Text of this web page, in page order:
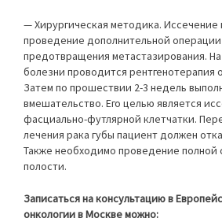
— Хирургическая методика. Иссечение
проведение дополнительной
предотвращения метастазирования.
болезни проводится рентгенотерапия
Затем по прошествии 2-3 недель
вмешательство. Его целью является
фасциально-футлярной клетчатки.
лечения рака губы пациент должен
Также необходимо проведение полной
полости.
Записаться на консультацию в
онкологии в Москве можно: